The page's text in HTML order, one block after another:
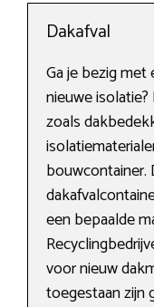
Dakafval
Ga je bezig
nieuwe
zoals
bouwcontainer.
een bepaalde
voor nieuw
toegestaan zijn